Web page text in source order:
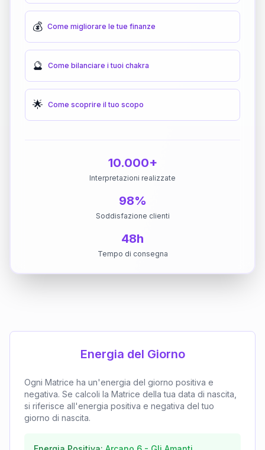
💰 Come migliorare le tue finanze
🔮 Come bilanciare i tuoi chakra
🌟 Come scoprire il tuo scopo
10.000+
Interpretazioni realizzate
98%
Soddisfazione clienti
48h
Tempo di consegna
Energia del Giorno
Ogni Matrice ha un'energia del giorno positiva e
negativa. Se calcoli la Matrice della tua data di nascita,
si riferisce all'energia positiva e negativa del tuo
giorno di nascita.